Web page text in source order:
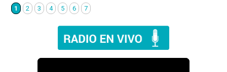
1 2 3 4 5 6 7